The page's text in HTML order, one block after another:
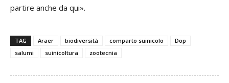
partire anche da qui».
TAG Araer biodiversità comparto suinicolo
Dop
salumi
suinicoltura zootecnia